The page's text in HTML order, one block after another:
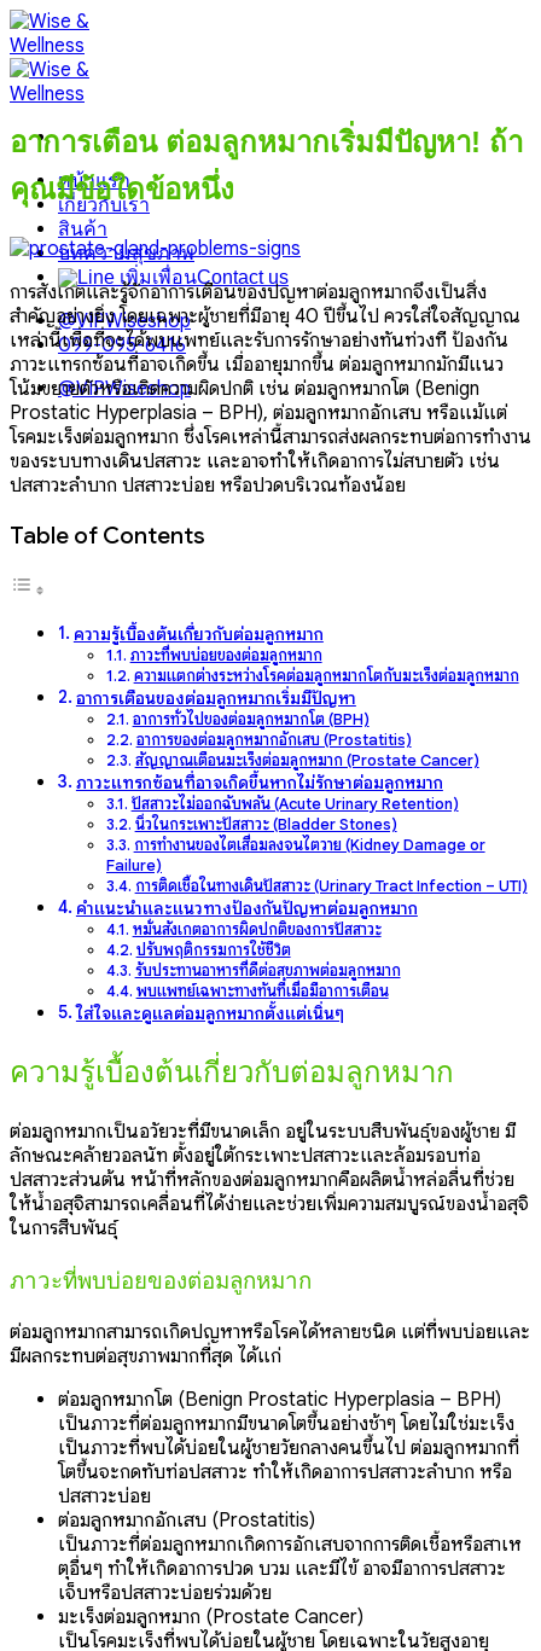
Skip
to
content
หน้าแรก
เกี่ยวกับเรา
สินค้า
บทความสุขภาพ
Contact us
@VIPWiseshop
099-095-6416
@VIPWiseshop
อาการเตือน ต่อมลูกหมากเริ่มมีปัญหา! ถ้า
คุณมีข้อใดข้อหนึ่ง
การสังเกตและรู้จักอาการเตือนของปัญหาต่อมลูกหมากจึงเป็นสิ่ง
สำคัญอย่างยิ่ง โดยเฉพาะผู้ชายที่มีอายุ 40 ปีขึ้นไป ควรใส่ใจสัญญาณ
เหล่านี้เพื่อที่จะได้พบแพทย์และรับการรักษาอย่างทันท่วงที ป้องกัน
ภาวะแทรกซ้อนที่อาจเกิดขึ้น เมื่ออายุมากขึ้น ต่อมลูกหมากมักมีแนว
โน้มขยายตัวหรือเกิดความผิดปกติ เช่น ต่อมลูกหมากโต (Benign
Prostatic Hyperplasia – BPH), ต่อมลูกหมากอักเสบ หรือแม้แต่
โรคมะเร็งต่อมลูกหมาก ซึ่งโรคเหล่านี้สามารถส่งผลกระทบต่อการทำงาน
ของระบบทางเดินปัสสาวะ และอาจทำให้เกิดอาการไม่สบายตัว เช่น
ปัสสาวะลำบาก ปัสสาวะบ่อย หรือปวดบริเวณท้องน้อย
Table of Contents
ความรู้เบื้องต้นเกี่ยวกับต่อมลูกหมาก
ภาวะที่พบบ่อยของต่อมลูกหมาก
ความแตกต่างระหว่างโรคต่อมลูกหมากโตกับมะเร็งต่อมลูกหมาก
อาการเตือนของต่อมลูกหมากเริ่มมีปัญหา
อาการทั่วไปของต่อมลูกหมากโต (BPH)
อาการของต่อมลูกหมากอักเสบ (Prostatitis)
สัญญาณเตือนมะเร็งต่อมลูกหมาก (Prostate Cancer)
ภาวะแทรกซ้อนที่อาจเกิดขึ้นหากไม่รักษาต่อมลูกหมาก
ปัสสาวะไม่ออกฉับพลัน (Acute Urinary Retention)
นิ่วในกระเพาะปัสสาวะ (Bladder Stones)
การทำงานของไตเสื่อมลงจนไตวาย (Kidney Damage or
Failure)
การติดเชื้อในทางเดินปัสสาวะ (Urinary Tract Infection – UTI)
คำแนะนำและแนวทางป้องกันปัญหาต่อมลูกหมาก
หมั่นสังเกตอาการผิดปกติของการปัสสาวะ
ปรับพฤติกรรมการใช้ชีวิต
รับประทานอาหารที่ดีต่อสุขภาพต่อมลูกหมาก
พบแพทย์เฉพาะทางทันทีเมื่อมีอาการเตือน
ใส่ใจและดูแลต่อมลูกหมากตั้งแต่เนิ่นๆ
ความรู้เบื้องต้นเกี่ยวกับต่อมลูกหมาก
ต่อมลูกหมากเป็นอวัยวะที่มีขนาดเล็ก อยู่ในระบบสืบพันธุ์ของผู้ชาย มี
ลักษณะคล้ายวอลนัท ตั้งอยู่ใต้กระเพาะปัสสาวะและล้อมรอบท่อ
ปัสสาวะส่วนต้น หน้าที่หลักของต่อมลูกหมากคือผลิตน้ำหล่อลื่นที่ช่วย
ให้น้ำอสุจิสามารถเคลื่อนที่ได้ง่ายและช่วยเพิ่มความสมบูรณ์ของน้ำอสุจิ
ในการสืบพันธุ์
ภาวะที่พบบ่อยของต่อมลูกหมาก
ต่อมลูกหมากสามารถเกิดปัญหาหรือโรคได้หลายชนิด แต่ที่พบบ่อยและ
มีผลกระทบต่อสุขภาพมากที่สุด ได้แก่
ต่อมลูกหมากโต (Benign Prostatic Hyperplasia – BPH)
เป็นภาวะที่ต่อมลูกหมากมีขนาดโตขึ้นอย่างช้าๆ โดยไม่ใช่มะเร็ง
เป็นภาวะที่พบได้บ่อยในผู้ชายวัยกลางคนขึ้นไป ต่อมลูกหมากที่
โตขึ้นจะกดทับท่อปัสสาวะ ทำให้เกิดอาการปัสสาวะลำบาก หรือ
ปัสสาวะบ่อย
ต่อมลูกหมากอักเสบ (Prostatitis)
เป็นภาวะที่ต่อมลูกหมากเกิดการอักเสบจากการติดเชื้อหรือสาเห
ตุอื่นๆ ทำให้เกิดอาการปวด บวม และมีไข้ อาจมีอาการปัสสาวะ
เจ็บหรือปัสสาวะบ่อยร่วมด้วย
มะเร็งต่อมลูกหมาก (Prostate Cancer)
เป็นโรคมะเร็งที่พบได้บ่อยในผู้ชาย โดยเฉพาะในวัยสูงอายุ